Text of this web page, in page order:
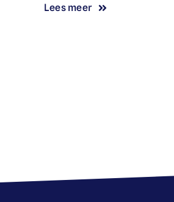
Lees meer